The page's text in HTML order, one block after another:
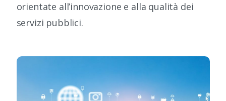
orientate all’innovazione e alla qualità dei
servizi pubblici.